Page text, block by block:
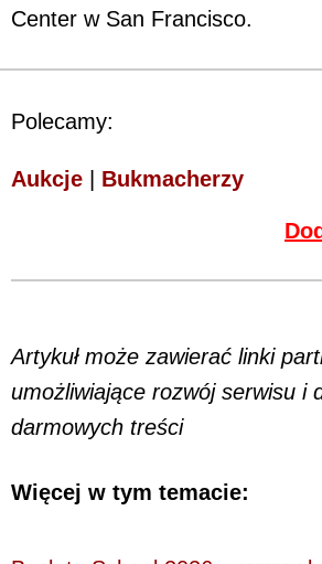
Center w San Francisco.
Polecamy:
Aukcje Bukmacherzy
Artykuł może zawierać linki
umożliwiające rozwój serwisu i
darmowych treści
Więcej w tym temacie: